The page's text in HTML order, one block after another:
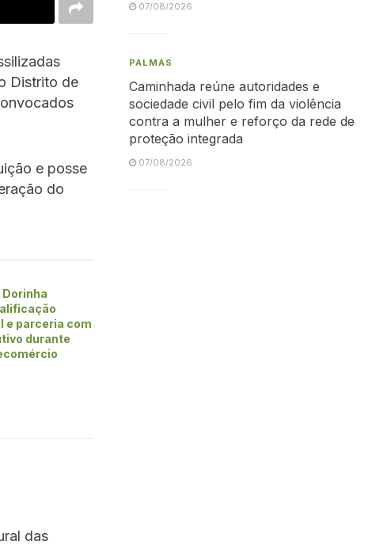
Distrito de
e posse
do
e parceria com
durante
das
07/08/2026
PALMAS
Caminhada reúne autoridades e
sociedade civil pelo fim da violência
contra a mulher e reforço da rede de
proteção integrada
07/08/2026